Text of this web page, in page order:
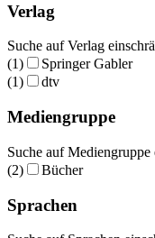
Verlag
Suche auf Verlag
(1)
Springer Gabler
(1)
dtv
Mediengruppe
Suche auf Mediengruppe
(2)
Bücher
Sprachen